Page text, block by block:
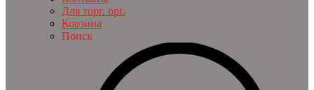
Для торг. орг.
Корзина
Поиск